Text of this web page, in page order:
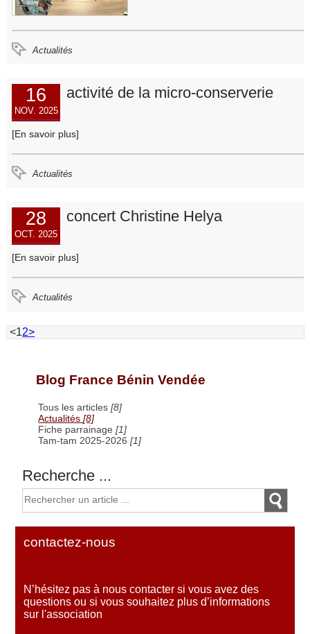
Actualités
16
NOV. 2025
activité de la micro-conserverie
[En savoir plus]
Actualités
28
OCT. 2025
concert Christine Helya
[En savoir plus]
Actualités
<12>
Blog France Bénin Vendée
Tous les articles[8]
Actualités[8]
Fiche parrainage[1]
Tam-tam 2025-2026[1]
Recherche ...
contactez-nous
N’hésitez pas à nous contacter si vous avez des
questions ou si vous souhaitez plus d’informations
sur l'association